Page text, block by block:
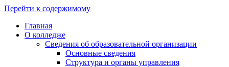
Перейти к содержимому
Главная
О колледже
Сведения об образовательной организации
Основные сведения
Структура и органы управления